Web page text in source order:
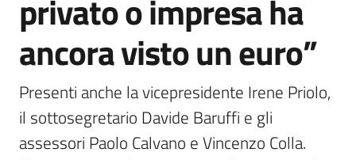
privato o impresa ha
ancora visto un euro”
Presenti anche la vicepresidente Irene Priolo,
il sottosegretario Davide Baruffi e gli
assessori Paolo Calvano e Vincenzo Colla.